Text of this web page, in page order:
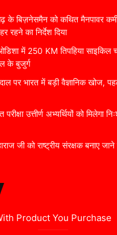
के बिज़नेसमैन को कथित मैनपावर
रहने का निर्देश दिया
में 250 KM तिपहिया साइकिल
के बुजुर्ग
पर भारत में बड़ी वैज्ञानिक खोज,
उत्तीर्ण अभ्यर्थियों को मिलेगा
जी को राष्ट्रीय संरक्षक बनाए
Product You Purchase